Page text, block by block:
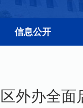
信息公开
区外办全面